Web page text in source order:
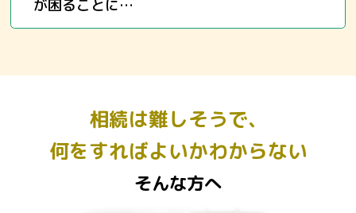
が困ることに…
相続は難しそうで、
何をすればよいかわからない
そんな方へ